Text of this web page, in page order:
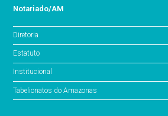
Notariado/AM
Diretoria
Estatuto
Institucional
Tabelionatos do Amazonas